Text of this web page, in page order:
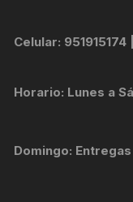
Celular:
Horario: Lunes a
Domingo: